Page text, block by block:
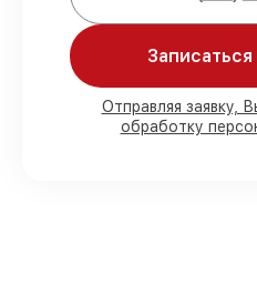
80%
присутствии
установке в
доставляются
Отправляя заявку,
обработку